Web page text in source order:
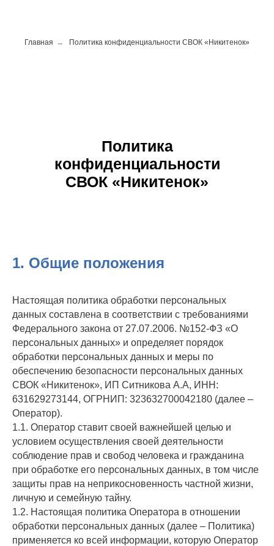
Главная → Политика конфиденциальности СВОК «Никитенок»
Политика
конфиденциальности
СВОК «Никитенок»
1. Общие положения
Настоящая политика обработки персональных
данных составлена в соответствии с требованиями
Федерального закона от 27.07.2006. №152-ФЗ «О
персональных данных» и определяет порядок
обработки персональных данных и меры по
обеспечению безопасности персональных данных
СВОК «Никитенок», ИП Ситникова А.А, ИНН:
631629273144, ОГРНИП: 323632700042180 (далее –
Оператор).
1.1. Оператор ставит своей важнейшей целью и
условием осуществления своей деятельности
соблюдение прав и свобод человека и гражданина
при обработке его персональных данных, в том числе
защиты прав на неприкосновенность частной жизни,
личную и семейную тайну.
1.2. Настоящая политика Оператора в отношении
обработки персональных данных (далее – Политика)
применяется ко всей информации, которую Оператор